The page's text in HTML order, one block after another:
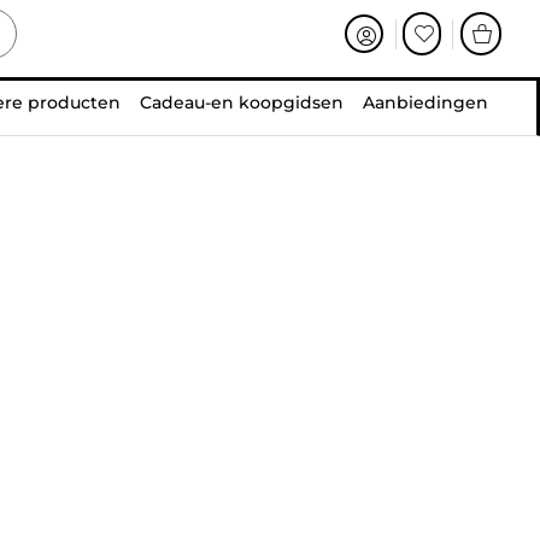
producten Cadeau-en koopgidsen Aanbiedingen